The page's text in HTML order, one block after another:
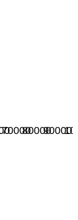
700008000090000